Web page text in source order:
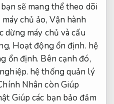
sẽ mang thể theo dõi
chủ ảo, Vận hành
dừng máy chủ và cấu
Hoạt động ổn định. hệ
ổn định. Bên cạnh đó,
hệ thống quản lý
Nhân còn Giúp
Giúp các bạn bảo đảm